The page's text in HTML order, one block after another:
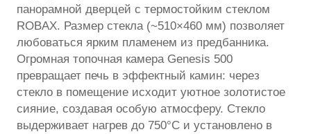
панорамной дверцей с термостойким стеклом
ROBAX. Размер стекла (~510×460 мм) позволяет
любоваться ярким пламенем из предбанника.
Огромная топочная камера Genesis 500
превращает печь в эффектный камин: через
стекло в помещение исходит уютное золотистое
сияние, создавая особую атмосферу. Стекло
выдерживает нагрев до 750°C и установлено в